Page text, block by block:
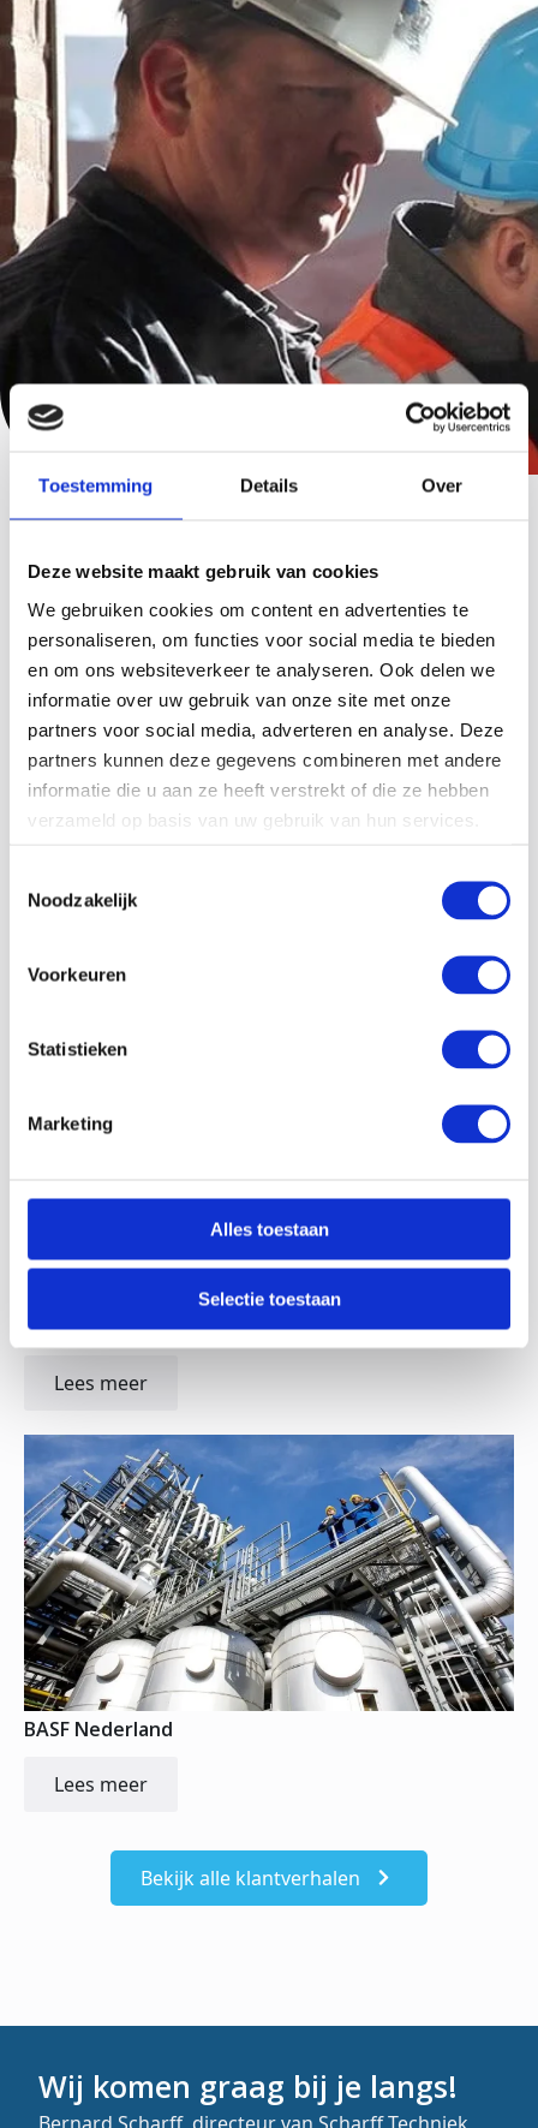
Toestemming Details Over
Deze website maakt gebruik van cookies
We gebruiken cookies om content en advertenties te
personaliseren, om functies voor social media te bieden
en om ons websiteverkeer te analyseren. Ook delen we
informatie over uw gebruik van onze site met onze
partners voor social media, adverteren en analyse. Deze
partners kunnen deze gegevens combineren met andere
informatie die u aan ze heeft verstrekt of die ze hebben
verzameld op basis van uw gebruik van hun services.
Noodzakelijk
Voorkeuren
Statistieken
Marketing
Alles toestaan
Selectie toestaan
Bekijk ook deze klantverhalen
Lees meer
Kennemer Gasthuis
Lees meer
BASF Nederland
Lees meer
Bekijk alle klantverhalen
Wij komen graag bij je langs!
Bernard Scharff, directeur van Scharff Techniek